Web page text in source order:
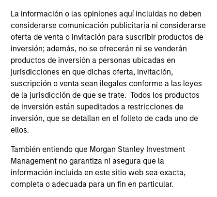
La información o las opiniones aquí incluidas no deben
considerarse comunicación publicitaria ni considerarse
oferta de venta o invitación para suscribir productos de
inversión; además, no se ofrecerán ni se venderán
productos de inversión a personas ubicadas en
jurisdicciones en que dichas oferta, invitación,
suscripción o venta sean ilegales conforme a las leyes
de la jurisdicción de que se trate. Todos los productos
de inversión están supeditados a restricciones de
inversión, que se detallan en el folleto de cada uno de
ellos.
También entiendo que Morgan Stanley Investment
Management no garantiza ni asegura que la
información incluida en este sitio web sea exacta,
completa o adecuada para un fin en particular.
ARTÍCULOS RELACIONADOS
ARTÍCULO
Sustainable Investing – The Long
View
The landscape for sustainable investing has
become fragmented and complex. In this